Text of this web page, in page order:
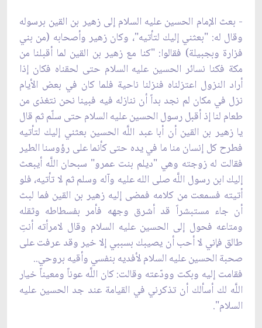
- بعث الإمام الحسين عليه السلام إلى زهير بن القين برسوله
وقال له: "بعثني إليك لتأتيه"، وكان زهير وأصحابه (من بني
فزارة وبجبيلة) فقالوا: "كنا مع زهير بن القين لما أقبلنا من
مكة فكنا نسائر الحسين عليه السلام حتى لحقناه فكان إذا
أراد النزول اعتزلناه فنزلنا ناحية فلما كان في بعض الأيام
نزل في مكان لم نجد بداً أن ننازله فيه فبينا نحن نتغذى من
طعام لنا إذ أقبل رسول الحسين عليه السلام حتى سلّم ثم قال
يا زهير بن القين أن أبا عبد اللَّه الحسين بعثني إليك لتأتيه
فطرح كل إنسان منا ما في يده حتى كأنما على رؤوسنا الطير
فقالت له زوجته وهي "ديلم بنت عمرو" سبحان اللَّه أيبعث
إليك ابن رسول اللَّه صلى الله عليه وآله وسلم ثم لا تأتيه، فلو
أتيته فسمعت من كلامه فمضى إليه زهير بن القين فما لبث
أن جاء مستبشراً قد أشرق وجهه فأمر بفسطاطه وثقله
ومتاعه فحول إلى الحسين عليه السلام وقال لامرأته أنتِ
طالق فإني لا أحب أن يصيبك بسببي إلا خير وقد عرفت على
صحبة الحسين عليه السلام لأفديه بنفسي وأقيه بروحي..
فقامت إليه وبكت وودّعته وقالت: كان اللَّه عوناً ومعيناً خيار
اللَّه لك أسألك أن تذكرني في القيامة عند جد الحسين عليه
السلام".